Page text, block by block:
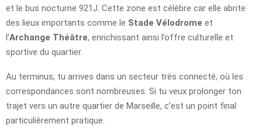
et le bus nocturne 921J. Cette zone est célèbre car elle abrite
des lieux importants comme le Stade Vélodrome et
l’Archange Théâtre, enrichissant ainsi l’offre culturelle et
sportive du quartier.
Au terminus, tu arrives dans un secteur très connecté, où les
correspondances sont nombreuses. Si tu veux prolonger ton
trajet vers un autre quartier de Marseille, c’est un point final
particulièrement pratique.